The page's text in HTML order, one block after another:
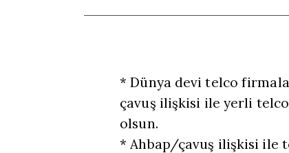
* Dünya devi telco
çavuş ilişkisi ile yerli telco
olsun.
* Ahbap/çavuş ilişkisi ile